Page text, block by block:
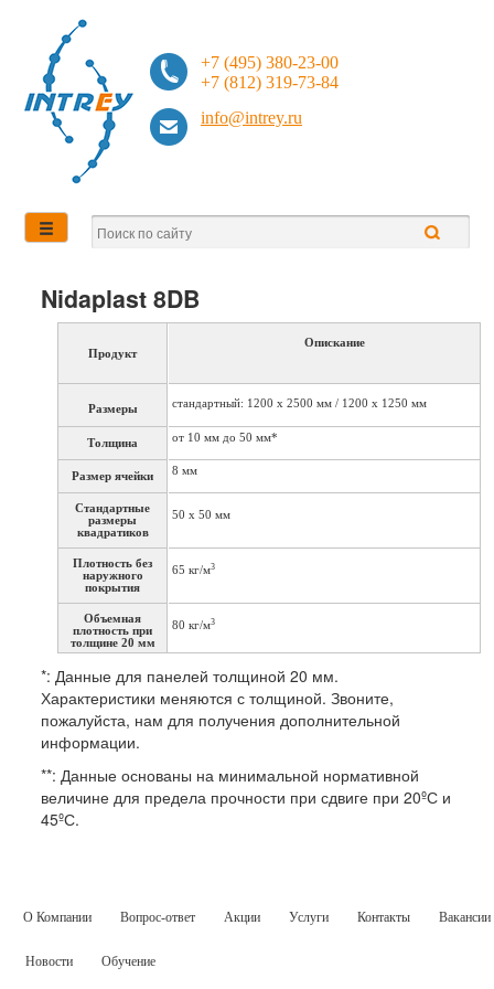
+7 (495) 380-23-00
+7 (812) 319-73-84
info@intrey.ru
Nidaplast 8DB
Продукт
Размеры
Толщина
Размер ячейки
Стандартные
размеры
квадратиков
Плотность без
наружного
покрытия
Объемная
плотность при
толщине 20 мм
Покрытие
Термопластическая
пленка
Нетканый
материал
Возможные
технологии
Прочность при
Модуль
упругости при
Опискание
стандартный: 1200 х 2500 мм / 1200 х 1250 мм
от 10 мм до 50 мм*
8 мм
50 х 50 мм
65 кг/м3
80 кг/м3
PP 50 µm
Ламинирование, напыление, склеивание
ISO 844 1,2 Mpa
*: Данные для панелей толщиной 20 мм.
Характеристики меняются с толщиной. Звоните,
пожалуйста, нам для получения дополнительной
информации.
**: Данные основаны на минимальной нормативной
величине для предела прочности при сдвиге при 20ºС и
45ºС.
О Компании Вопрос-ответ Акции Услуги Контакты Вакансии
Новости Обучение